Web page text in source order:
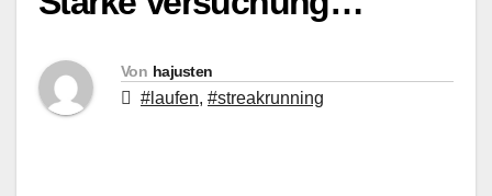
Von hajusten
#laufen, #streakrunning